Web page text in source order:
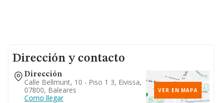
Dirección y contacto
Dirección
Calle Bellmunt, 10 - Piso 1 3, Eivissa,
07800, Baleares
Como llegar
VER EN MAPA